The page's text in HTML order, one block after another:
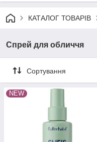
КАТАЛОГ ТОВАРІВ
Спрей для обличчя
Сортування
NEW